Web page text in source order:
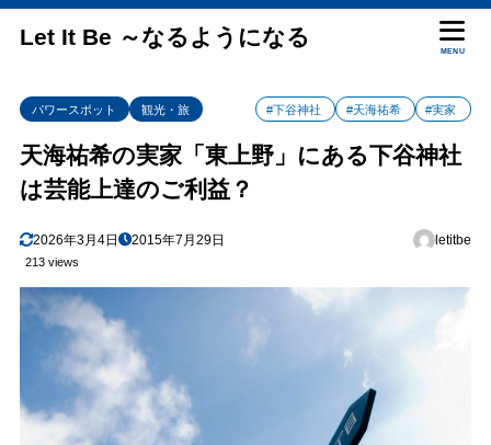
Let It Be ～なるようになる
MENU
パワースポット 観光・旅 #下谷神社 #天海祐希 #実家
天海祐希の実家「東上野」にある下谷神社
は芸能上達のご利益？
2026年3月4日 2015年7月29日 letitbe
213 views